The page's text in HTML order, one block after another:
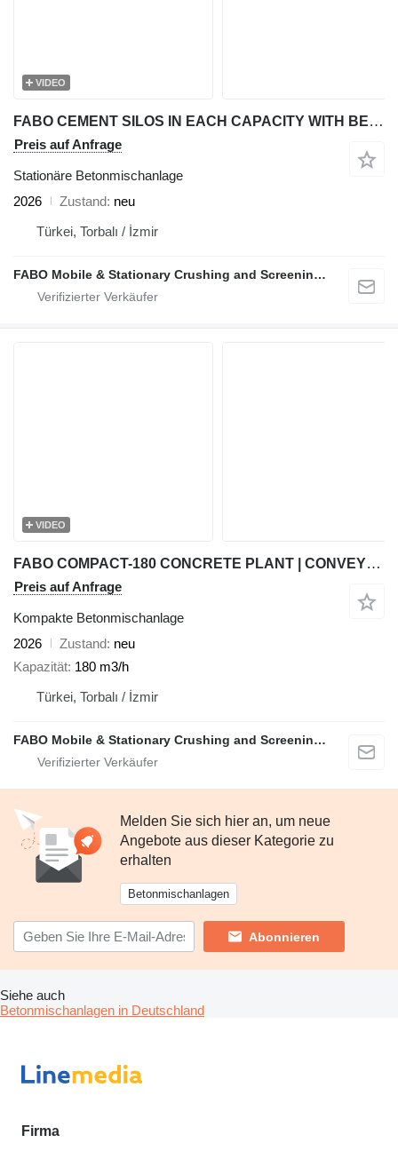
VIDEO
FABO CEMENT SILOS IN EACH CAPACITY WITH BEST QUALITY
Preis auf Anfrage
Stationäre Betonmischanlage
2026
Zustand neu
Türkei, Torbalı / İzmir
FABO Mobile & Stationary Crushing and Screening Plants | Concrete Batching Plants Manufacturer
VIDEO
FABO COMPACT-180 CONCRETE PLANT | CONVEYOR TYPE
Preis auf Anfrage
Kompakte Betonmischanlage
2026
Zustand neu
Kapazität 180 m3/h
Türkei, Torbalı / İzmir
FABO Mobile & Stationary Crushing and Screening Plants | Concrete Batching Plants Manufacturer
Melden Sie sich hier an, um neue
Angebote aus dieser Kategorie zu
erhalten
Betonmischanlagen
Abonnieren
Siehe auch
Betonmischanlagen in Deutschland
Firma